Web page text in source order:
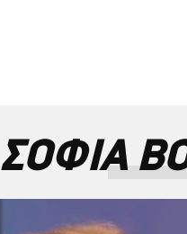
ΣΟΦΙΑ